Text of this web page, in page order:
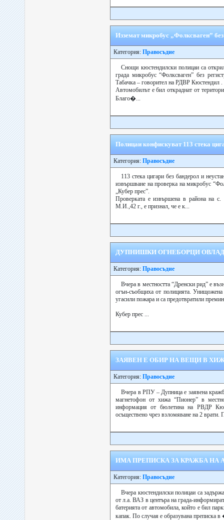
Изземат микробус „Фолксваген”
Категория: Правосъдие
Снощи кюстендилски полицаи са
града микробус “Фолксваген” без
Табачка – говорител на РДВР Кюстендил .
Автомобилът е бил откраднат от
Благо�...
Полицаи конфискуват 113 стека
Категория: Правосъдие
113 стека цигари без бандерол и
извършване на проверка на микробус
„Кубер прес”.
Проверката е извършена в района на
М.И.,42 г., е признал, че е к...
ДУПНИШКИ ОГНЕБОРЦИ
Категория: Правосъдие
Вчера в местността “Дренски рид” е
огън-съобщиха от полицията.
угасили пожара и са предотвратили
Кубер прес ...
ЗАЯВЕН Е ОБИР НА ВЕЩИ В
Категория: Правосъдие
Вчера в РПУ – Дупница е заявена
магнетофон от хижа “Пионер” в
информация от бюлетина на РВДР
осъществено чрез взломяване на 2
ИМА ПРЕПИСКА ЗА КРАЖБА НА
Категория: Правосъдие
Вчера кюстендилски полицаи са
от л.а. ВАЗ в центъра на града-
батерията от автомобила, който е бил
капак. По случая е образувана преписка